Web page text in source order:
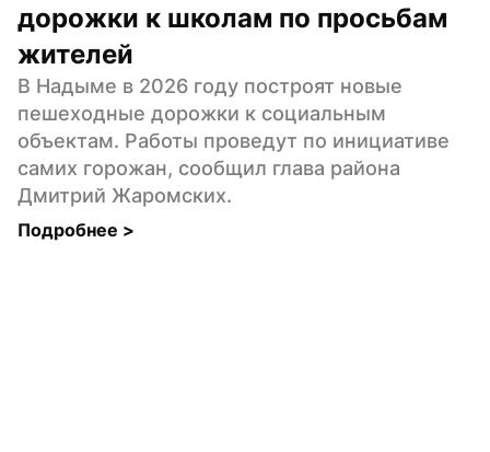
дорожки к школам по просьбам
жителей
В Надыме в 2026 году построят новые
пешеходные дорожки к социальным
объектам. Работы проведут по инициативе
самих горожан, сообщил глава района
Дмитрий Жаромских.
Подробнее >